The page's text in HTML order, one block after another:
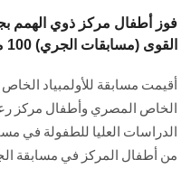
فوز أطفال مركز ذوي الهمم
القوى (مسابقات الجري) 100 متر بالأولمبياد الخاص المصري
أقيمت مسابقة للأولمبياد الخاص
الخاص المصري وأطفال مركز